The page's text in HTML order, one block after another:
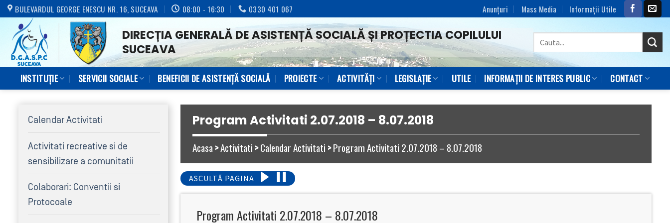
Skip
content
BULEVARDUL GEORGE ENESCU NR. 16, SUCEAVA 08:00 - 16:30 0330 401 067 Anunțuri Mass Media Informaţii Utile
DIRECȚIA GENERALĂ DE ASISTENȚĂ SOCIALĂ ȘI PROȚECTIA COPILULUI
SUCEAVA
INSTITUȚIE SERVICII SOCIALE BENEFICII DE ASISTENŢĂ SOCIALĂ PROIECTE ACTIVITĂȚI LEGISLAȚIE UTILE INFORMAȚII DE INTERES PUBLIC CONTACT
Program Activitati 2.07.2018 – 8.07.2018
Acasa>Activitati >Calendar Activitati >Program Activitati 2.07.2018 – 8.07.2018
ASCULTĂ PAGINA
Program Activitati 2.07.2018 – 8.07.2018
Calendar Activitati
Activitati recreative si de
sensibilizare a comunitatii
Colaborari: Conventii si
Protocoale